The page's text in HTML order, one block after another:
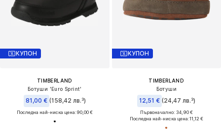
КУПОН
TIMBERLAND
Ботуши 'Euro Sprint'
81,00 € (158,42 лв.³)
Последна най-ниска цена:90,00 €
КУПОН
TIMBERLAND
Ботуши
12,51 € (24,47 лв.³)
Първоначално: 34,90 €
Последна най-ниска цена:11,12 €